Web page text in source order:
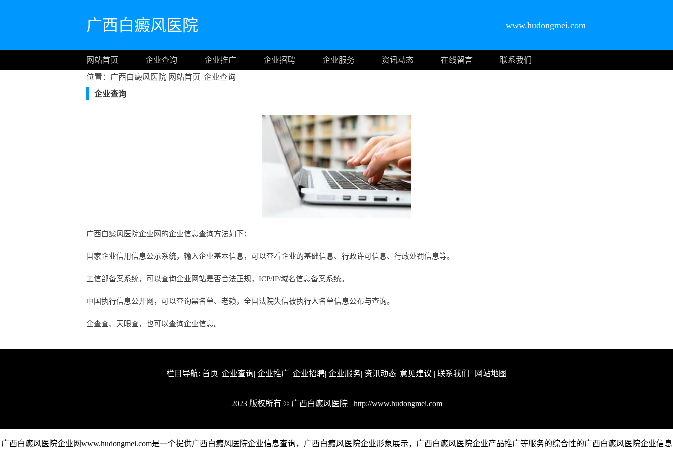
广西白癜风医院 www.hudongmei.com
网站首页 企业查询 企业推广 企业招聘 企业服务 资讯动态 在线留言
联系我们
位置：广西白癜风医院 网站首页| 企业查询
企业查询
广西白癜风医院企业网的企业信息查询方法如下：
国家企业信用信息公示系统，输入企业基本信息，可以查看企业的基础信息、行政许可信息、行政处罚信息等。
工信部备案系统，可以查询企业网站是否合法正规，ICP/IP/域名信息备案系统。
中国执行信息公开网，可以查询黑名单、老赖，全国法院失信被执行人名单信息公布与查询。
企查查、天眼查，也可以查询企业信息。
栏目导航: 首页| 企业查询| 企业推广| 企业招聘| 企业服务| 资讯动态| 意见建议 | 联系我们 | 网站地图
2023 版权所有 © 广西白癜风医院 http://www.hudongmei.com
广西白癜风医院企业网www.hudongmei.com是一个提供广西白癜风医院企业信息查询，广西白癜风医院企业形象展示，广西白癜风医院企业产品推广等服务的综合性的广西白癜风医院企业信息